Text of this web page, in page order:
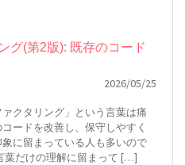
グ(第2版): 既存のコード
2026/05/25
クタリング」という言葉は痛
ードを改善し、保守しやすく
に留まっている人も多いので
葉だけの理解に留まって […]